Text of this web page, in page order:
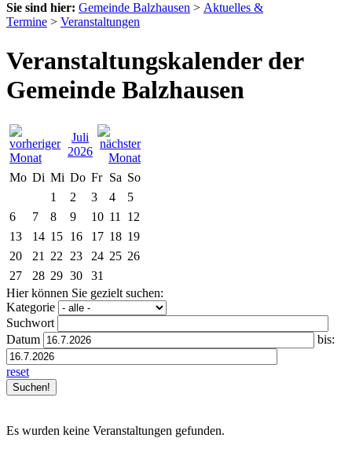
Sie sind hier: Gemeinde Balzhausen > Aktuelles &
Termine > Veranstaltungen
Veranstaltungskalender der
Gemeinde Balzhausen
Juli
2026
Mo Di Mi Do Fr Sa So
1
2 3 4
5
6
7 8 9 10 11
12
13
14 15 16 17 18 19
20
21 22 23 24 25 26
27
28 29 30
31
Hier können Sie gezielt suchen:
Kategorie
Suchwort
Datum
bis:
reset
Es wurden keine Veranstaltungen gefunden.